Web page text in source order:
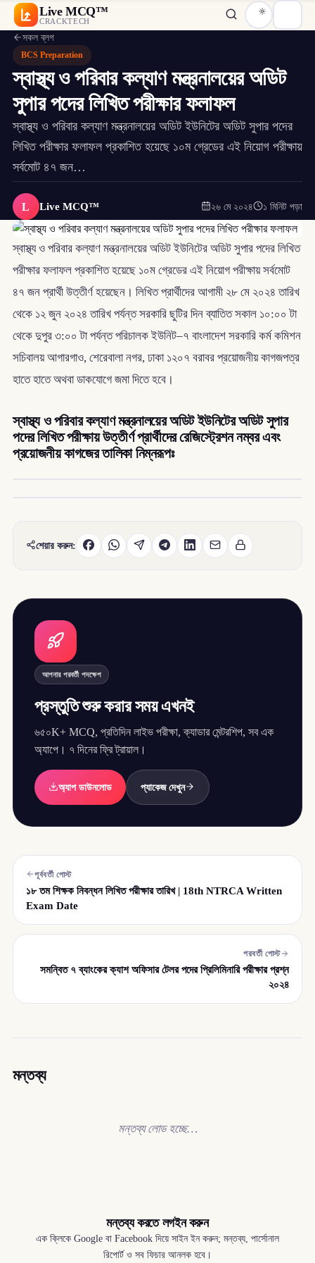
Live MCQ™
CRACKTECH
সকল ব্লগ
BCS Preparation
স্বাস্থ্য ও পরিবার কল্যাণ মন্ত্রনালয়ের অডিট
সুপার পদের লিখিত পরীক্ষার ফলাফল
স্বাস্থ্য ও পরিবার কল্যাণ মন্ত্রনালয়ের অডিট ইউনিটের অডিট সুপার পদের
লিখিত পরীক্ষার ফলাফল প্রকাশিত হয়েছে ১০ম গ্রেডের এই নিয়োগ পরীক্ষায়
সর্বমোট ৪৭ জন…
L Live MCQ™ ২৬ মে ২০২৪ ১ মিনিট পড়া
স্বাস্থ্য ও পরিবার কল্যাণ মন্ত্রনালয়ের অডিট ইউনিটের অডিট সুপার পদের লিখিত
পরীক্ষার ফলাফল প্রকাশিত হয়েছে ১০ম গ্রেডের এই নিয়োগ পরীক্ষায় সর্বমোট
৪৭ জন প্রার্থী উত্তীর্ণ হয়েছেন। লিখিত প্রার্থীদের আগামী ২৮ মে ২০২৪ তারিখ
থেকে ১২ জুন ২০২৪ তারিখ পর্যন্ত সরকারি ছুটির দিন ব্যাতিত সকাল ১০:০০ টা
থেকে দুপুর ৩:০০ টা পর্যন্ত পরিচালক ইউনিট–৭ বাংলাদেশ সরকারি কর্ম কমিশন
সচিবালয় আগারগাও, শেরেবালা নগর, ঢাকা ১২০৭ বরাবর প্রয়োজনীয় কাগজপত্র
হাতে হাতে অথবা ডাকযোগে জমা দিতে হবে।
স্বাস্থ্য ও পরিবার কল্যাণ মন্ত্রনালয়ের অডিট ইউনিটের অডিট সুপার
পদের লিখিত পরীক্ষায় উত্তীর্ণ প্রার্থীদের রেজিস্ট্রেশন নম্বর এবং
প্রয়োজনীয় কাগজের তালিকা নিম্নরূপঃ
শেয়ার করুন:
আপনার পরবর্তী পদক্ষেপ
প্রস্তুতি শুরু করার সময় এখনই
৬৫০K+ MCQ, প্রতিদিন লাইভ পরীক্ষা, ক্যাডার মেন্টরশিপ, সব এক
অ্যাপে। ৭ দিনের ফ্রি ট্রায়াল।
অ্যাপ ডাউনলোড প্যাকেজ দেখুন
পূর্ববর্তী পোস্ট
১৮ তম শিক্ষক নিবন্ধন লিখিত পরীক্ষার তারিখ | 18th NTRCA Written
Exam Date
পরবর্তী পোস্ট
সমন্বিত ৭ ব্যাংকের ক্যাশ অফিসার টেলর পদের প্রিলিমিনারি পরীক্ষার প্রশ্ন
২০২৪
মন্তব্য
মন্তব্য লোড হচ্ছে…
মন্তব্য করতে লগইন করুন
এক ক্লিকে Google বা Facebook দিয়ে সাইন ইন করুন; মন্তব্য, পার্সোনাল
রিপোর্ট ও সব ফিচার আনলক হবে।